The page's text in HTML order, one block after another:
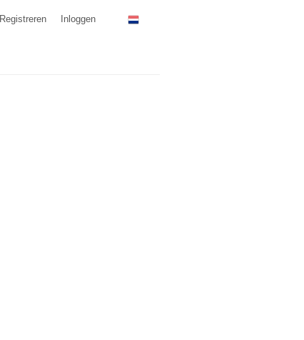
Registreren Inloggen